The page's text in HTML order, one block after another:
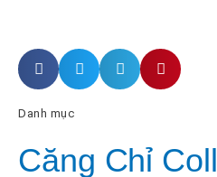
Danh mục
Căng Chỉ